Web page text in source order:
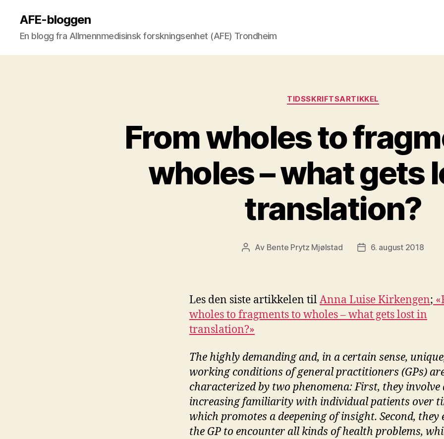
AFE-bloggen
En blogg fra Allmennmedisinsk forskningsenhet (AFE) Trondheim
Kategorier
TIDSSKRIFTSARTIKKEL
From wholes to
wholes – what gets
translation?
Innleggsforfatter
Av Bente Prytz Mjølstad Publiseringsdato
6. august 2018
Les den siste artikkelen tilAnna Luise Kirkengen;
wholes to fragments to wholes – what gets lost in
translation?»
The highly demanding and, in a certain sense,
working conditions of general practitioners (GPs)
characterized by two phenomena:First, they involve
increasing familiarity with individual patients over
which promotes a deepening of insight. Second, they
the GP to encounter all kinds of health problems,